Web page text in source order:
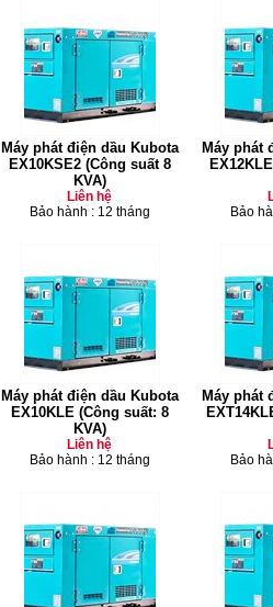
Máy phát điện dầu Kubota
EX10KSE2 (Công suất 8
KVA)
Liên hệ
Bảo hành : 12 tháng
Máy phát
Bảo
Máy phát điện dầu Kubota
EX10KLE (Công suất: 8
KVA)
Liên hệ
Bảo hành : 12 tháng
Máy phát
Bảo